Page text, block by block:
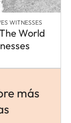
WITNESSES
World
más